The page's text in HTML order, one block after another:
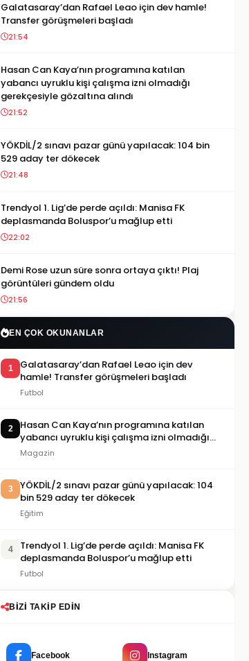
Galatasaray’dan Rafael Leao için dev hamle!
Transfer görüşmeleri başladı
21:54
Hasan Can Kaya’nın programına katılan
yabancı uyruklu kişi çalışma izni olmadığı
gerekçesiyle gözaltına alındı
21:52
YÖKDİL/2 sınavı pazar günü yapılacak: 104 bin
529 aday ter dökecek
21:48
Trendyol 1. Lig’de perde açıldı: Manisa FK
deplasmanda Boluspor’u mağlup etti
22:02
Demi Rose uzun süre sonra ortaya çıktı! Plaj
görüntüleri gündem oldu
21:56
EN ÇOK OKUNANLAR
1
Galatasaray’dan Rafael Leao için dev
hamle! Transfer görüşmeleri başladı
Futbol
2
Hasan Can Kaya’nın programına katılan
yabancı uyruklu kişi çalışma izni olmadığı
gerekçesiyle gözaltına alındı
Magazin
3
YÖKDİL/2 sınavı pazar günü yapılacak: 104
bin 529 aday ter dökecek
Eğitim
4
Trendyol 1. Lig’de perde açıldı: Manisa FK
deplasmanda Boluspor’u mağlup etti
Futbol
BIZI TAKIP EDIN
Facebook Instagram